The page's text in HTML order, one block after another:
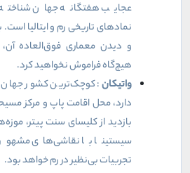
عجایب هفتگانه جهان
نمادهای تاریخی رم و ایتالیا است.
و دیدن معماری فوق‌العاده
هیچ‌گاه فراموش نخواهید کرد.
واتیکان: کوچک‌ترین کشور جهان
دارد، محل اقامت پاپ و مرکز
بازدید از کلیسای سنت پیتر،
سیستینا با نقاشی‌های مشهور
تجربیات بی‌نظیر در رم خواهد بود.